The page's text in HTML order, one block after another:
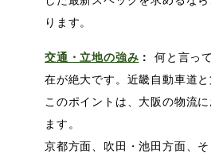
ります。
交通・立地の強み ： 何と言っ
在が絶大です。近畿自動車道
このポイントは、大阪の物流
ます。
京都方面、吹田・池田方面、